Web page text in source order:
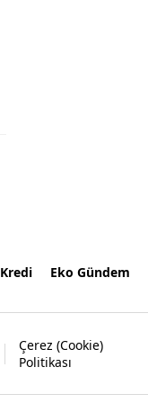
Kredi Eko Gündem
Çerez (Cookie)
Politikası